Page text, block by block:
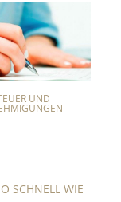
UND
SCHNELL WIE